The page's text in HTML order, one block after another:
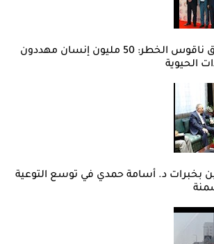
وزير الصحة يدق ناقوس الخطر: 50 مليون إنسان مهددون
الحيوية
بخبرات د. أسامة حمدي في توسع التوعية